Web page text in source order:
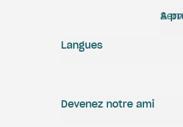
A
Devenez notre ami
Langues